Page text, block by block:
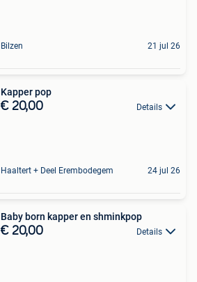
Bilzen 21 jul 26
Kapper pop
€ 20,00 Details
Haaltert + Deel Erembodegem 24 jul 26
Baby born kapper en shminkpop
€ 20,00 Details